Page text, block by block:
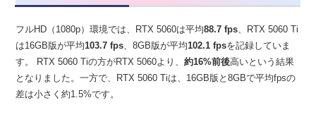
フルHD（1080p）環境では、RTX 5060は平均88.7 fps、RTX 5060 Ti
は16GB版が平均103.7 fps、8GB版が平均102.1 fpsを記録していま
す。 RTX 5060 Tiの方がRTX 5060より、 約16%前後高いという結果
となりました。一方で、RTX 5060 Tiは、16GB版と8GBで平均fpsの
差は小さく約1.5%です。